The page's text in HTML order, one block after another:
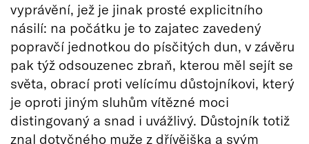
vyprávění, jež je jinak prosté explicitního
násilí: na počátku je to zajatec zavedený
popravčí jednotkou do písčitých dun, v závěru
pak týž odsouzenec zbraň, kterou měl sejít se
světa, obrací proti velícímu důstojníkovi, který
je oproti jiným sluhům vítězné moci
distingovaný a snad i uvážlivý. Důstojník totiž
znal dotyčného muže z dřívějška a svým